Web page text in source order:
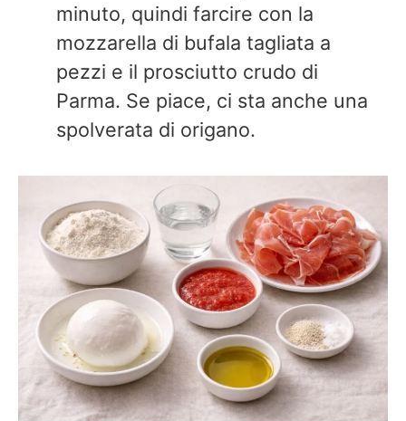
minuto, quindi farcire con la
mozzarella di bufala tagliata a
pezzi e il prosciutto crudo di
Parma. Se piace, ci sta anche una
spolverata di origano.